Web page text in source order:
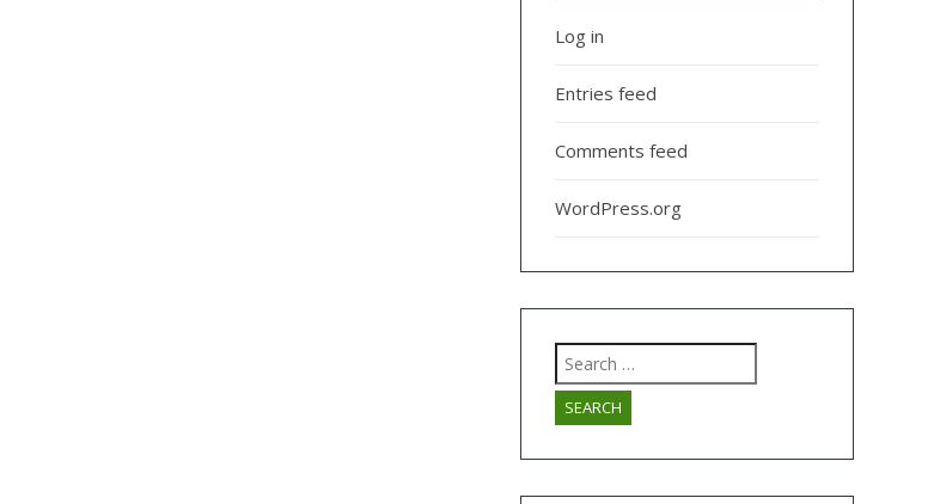
Log in
Entries feed
Comments feed
WordPress.org
Search
for: